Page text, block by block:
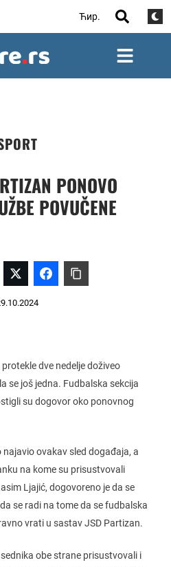
Ћир.
PONOVO
POVUČENE
dve nedelje doživeo
se još jedna. Fudbalska sekcija
su dogovor oko ponovnog
ovakav sled događaja, a
na kome su prisustvovali
Ljajić, dogovoreno je da se
se radi na tome da se fudbalska
vrati u sastav JSD Partizan.
obe strane prisustvovali i